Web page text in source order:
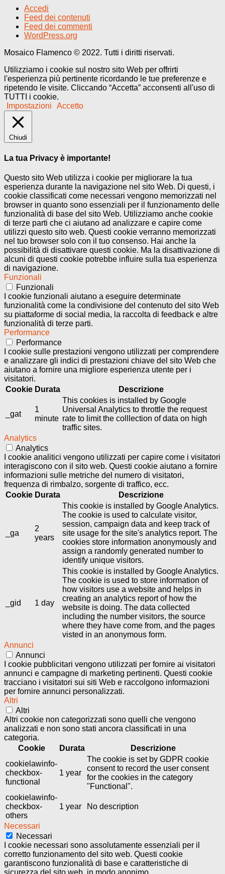
Accedi
Feed dei contenuti
Feed dei commenti
WordPress.org
Mosaico Flamenco © 2022. Tutti i diritti riservati.
Utilizziamo i cookie sul nostro sito Web per offrirti
l'esperienza più pertinente ricordando le tue preferenze e
ripetendo le visite. Cliccando “Accetta” acconsenti all'uso di
TUTTI i cookie.
Impostazioni
Accetto
Chiudi
La tua Privacy è importante!
Questo sito Web utilizza i cookie per migliorare la tua
esperienza durante la navigazione nel sito Web. Di questi, i
cookie classificati come necessari vengono memorizzati nel
browser in quanto sono essenziali per il funzionamento delle
funzionalità di base del sito Web. Utilizziamo anche cookie
di terze parti che ci aiutano ad analizzare e capire come
utilizzi questo sito web. Questi cookie verranno memorizzati
nel tuo browser solo con il tuo consenso. Hai anche la
possibilità di disattivare questi cookie. Ma la disattivazione di
alcuni di questi cookie potrebbe influire sulla tua esperienza
di navigazione.
Funzionali
Funzionali
I cookie funzionali aiutano a eseguire determinate
funzionalità come la condivisione del contenuto del sito Web
su piattaforme di social media, la raccolta di feedback e altre
funzionalità di terze parti.
Performance
Performance
I cookie sulle prestazioni vengono utilizzati per comprendere
e analizzare gli indici di prestazioni chiave del sito Web che
aiutano a fornire una migliore esperienza utente per i
visitatori.
Cookie Durata Descrizione
_gat
1
minute
This cookies is installed by Google
Universal Analytics to throttle the request
rate to limit the colllection of data on high
traffic sites.
Analytics
Analytics
I cookie analitici vengono utilizzati per capire come i visitatori
interagiscono con il sito web. Questi cookie aiutano a fornire
informazioni sulle metriche del numero di visitatori,
frequenza di rimbalzo, sorgente di traffico, ecc.
Cookie Durata Descrizione
_ga
2
years
This cookie is installed by Google Analytics.
The cookie is used to calculate visitor,
session, campaign data and keep track of
site usage for the site's analytics report. The
cookies store information anonymously and
assign a randomly generated number to
identify unique visitors.
_gid 1 day
This cookie is installed by Google Analytics.
The cookie is used to store information of
how visitors use a website and helps in
creating an analytics report of how the
website is doing. The data collected
including the number visitors, the source
where they have come from, and the pages
visted in an anonymous form.
Annunci
Annunci
I cookie pubblicitari vengono utilizzati per fornire ai visitatori
annunci e campagne di marketing pertinenti. Questi cookie
tracciano i visitatori sui siti Web e raccolgono informazioni
per fornire annunci personalizzati.
Altri
Altri
Altri cookie non categorizzati sono quelli che vengono
analizzati e non sono stati ancora classificati in una
categoria.
Cookie
Durata
Descrizione
cookielawinfo-
checkbox-
functional
1 year
The cookie is set by GDPR cookie
consent to record the user consent
for the cookies in the category
"Functional".
cookielawinfo-
checkbox-
others
1 year No description
Necessari
Necessari
I cookie necessari sono assolutamente essenziali per il
corretto funzionamento del sito web. Questi cookie
garantiscono funzionalità di base e caratteristiche di
sicurezza del sito web, in modo anonimo.